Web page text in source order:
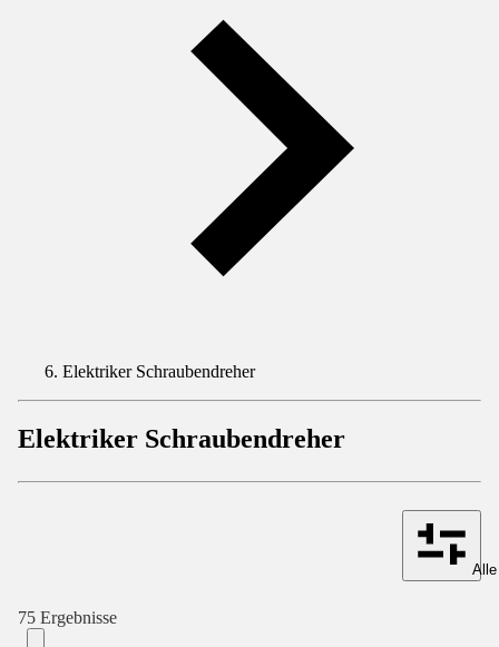
Elektriker Schraubendreher
Elektriker Schraubendreher
75 Ergebnisse